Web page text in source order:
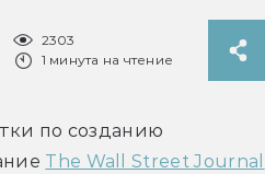
2303
1 минута на чтение
по созданию
The Wall Street Journal